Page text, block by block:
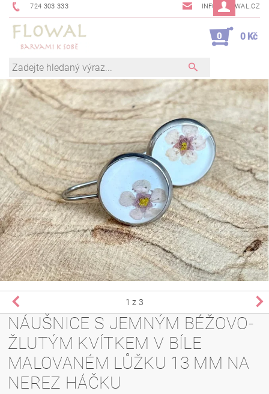
724 303 333 INFO@FLOWAL.CZ
0 0 Kč
1 z 3
NÁUŠNICE S JEMNÝM BÉŽOVO-
ŽLUTÝM KVÍTKEM V BÍLE
MALOVANÉM LŮŽKU 13 MM NA
NEREZ HÁČKU